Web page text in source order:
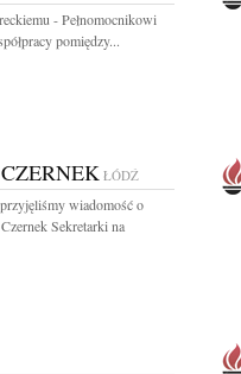
- Pełnomocnikowi
pomiędzy...
ŁÓDŹ
wiadomość o
Sekretarki na